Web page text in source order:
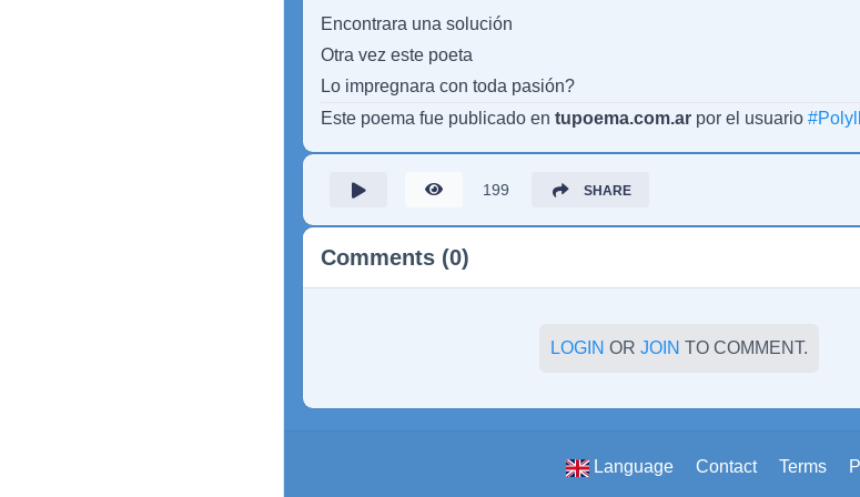
Encontrara una solución
Otra vez este poeta
Lo impregnara con toda pasión?
Este poema fue publicado en tupoema.com.ar por el usuario #
199 SHARE
Comments (0)
LOGIN OR JOIN TO COMMENT.
Language Contact Terms